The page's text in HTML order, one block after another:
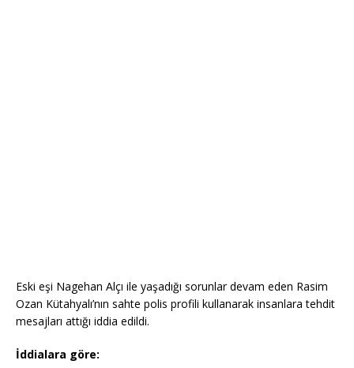
Eski eşi Nagehan Alçı ile yaşadığı sorunlar devam eden Rasim
Ozan Kütahyalı’nın sahte polis profili kullanarak insanlara tehdit
mesajları attığı iddia edildi.
İddialara göre: